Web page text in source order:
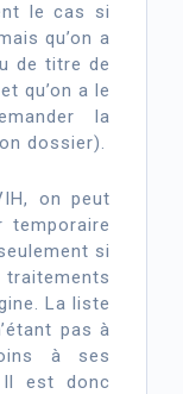
le cas si
qu’on a
de titre de
qu’on a le
la
dossier).
on peut
temporaire
si
traitements
La liste
pas à
à ses
est donc